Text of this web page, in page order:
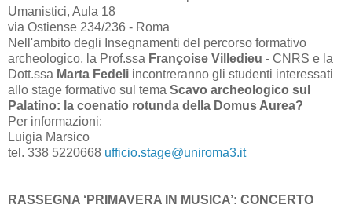
Umanistici, Aula 18
via Ostiense 234/236 - Roma
Nell'ambito degli Insegnamenti del percorso formativo
archeologico, la Prof.ssa Françoise Villedieu - CNRS e la
Dott.ssa Marta Fedeli incontreranno gli studenti interessati
allo stage formativo sul tema Scavo archeologico sul
Palatino: la coenatio rotunda della Domus Aurea?
Per informazioni:
Luigia Marsico
tel. 338 5220668 ufficio.stage@uniroma3.it
RASSEGNA ‘PRIMAVERA IN MUSICA’: CONCERTO